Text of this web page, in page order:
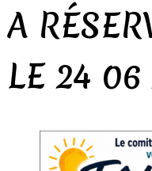
A
LE 24